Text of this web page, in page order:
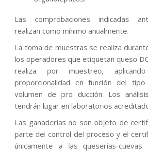
Las comprobaciones indicadas
realizan como mínimo anualmente.
La toma de muestras se realiza
los operadores que etiquetan queso
realiza por muestreo,
proporcionalidad en función del
volumen de pro­ ducción. Los
tendrán lugar en laboratorios
Las ganaderías no son objeto de
parte del control del proceso y el
únicamente a las queserías-cuevas